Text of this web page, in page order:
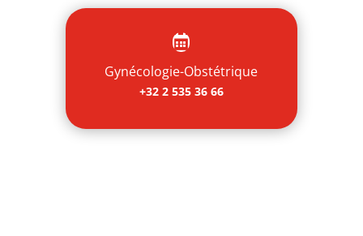

Gynécologie-Obstétrique
+32 2 535 36 66